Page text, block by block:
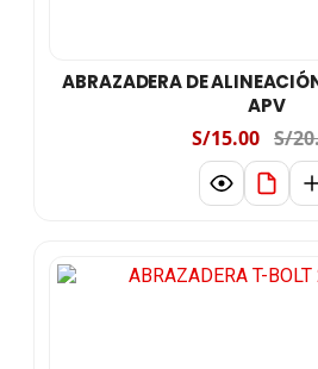
ABRAZADERA DE
APV
S/15.00 S/